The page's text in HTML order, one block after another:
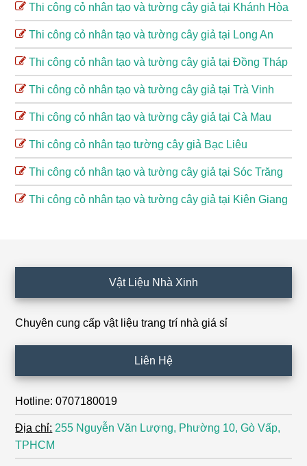
Thi công cỏ nhân tạo và tường cây giả tại Khánh Hòa
Thi công cỏ nhân tạo và tường cây giả tại Long An
Thi công cỏ nhân tạo và tường cây giả tại Đồng Tháp
Thi công cỏ nhân tạo và tường cây giả tại Trà Vinh
Thi công cỏ nhân tạo và tường cây giả tại Cà Mau
Thi công cỏ nhân tạo tường cây giả Bạc Liêu
Thi công cỏ nhân tạo và tường cây giả tại Sóc Trăng
Thi công cỏ nhân tạo và tường cây giả tại Kiên Giang
Vật Liệu Nhà Xinh
Chuyên cung cấp vật liệu trang trí nhà giá sỉ
Liên Hệ
Hotline: 0707180019
Địa chỉ: 255 Nguyễn Văn Lượng, Phường 10, Gò Vấp,
TPHCM